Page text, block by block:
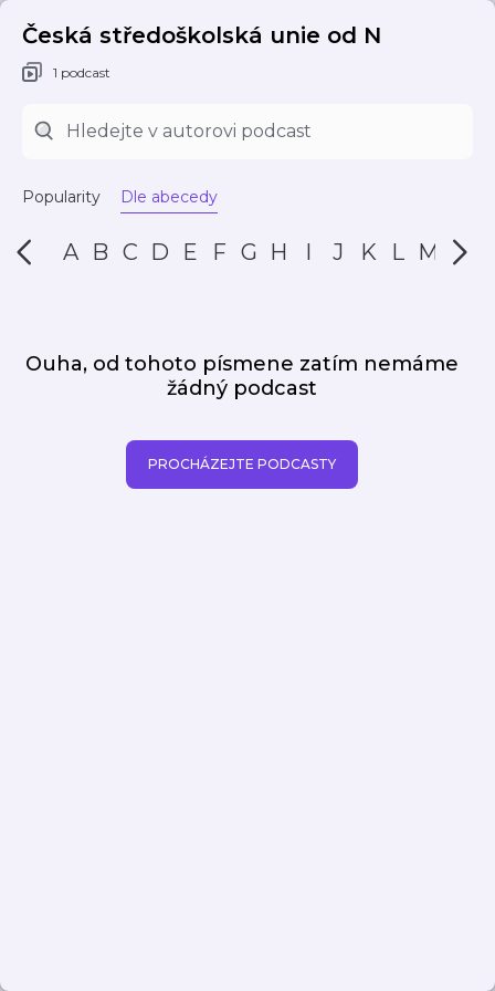
Česká středoškolská unie od N
1 podcast
Popularity Dle abecedy
A B C D E F G H I J K L M N
Ouha, od tohoto písmene zatím nemáme
žádný podcast
PROCHÁZEJTE PODCASTY